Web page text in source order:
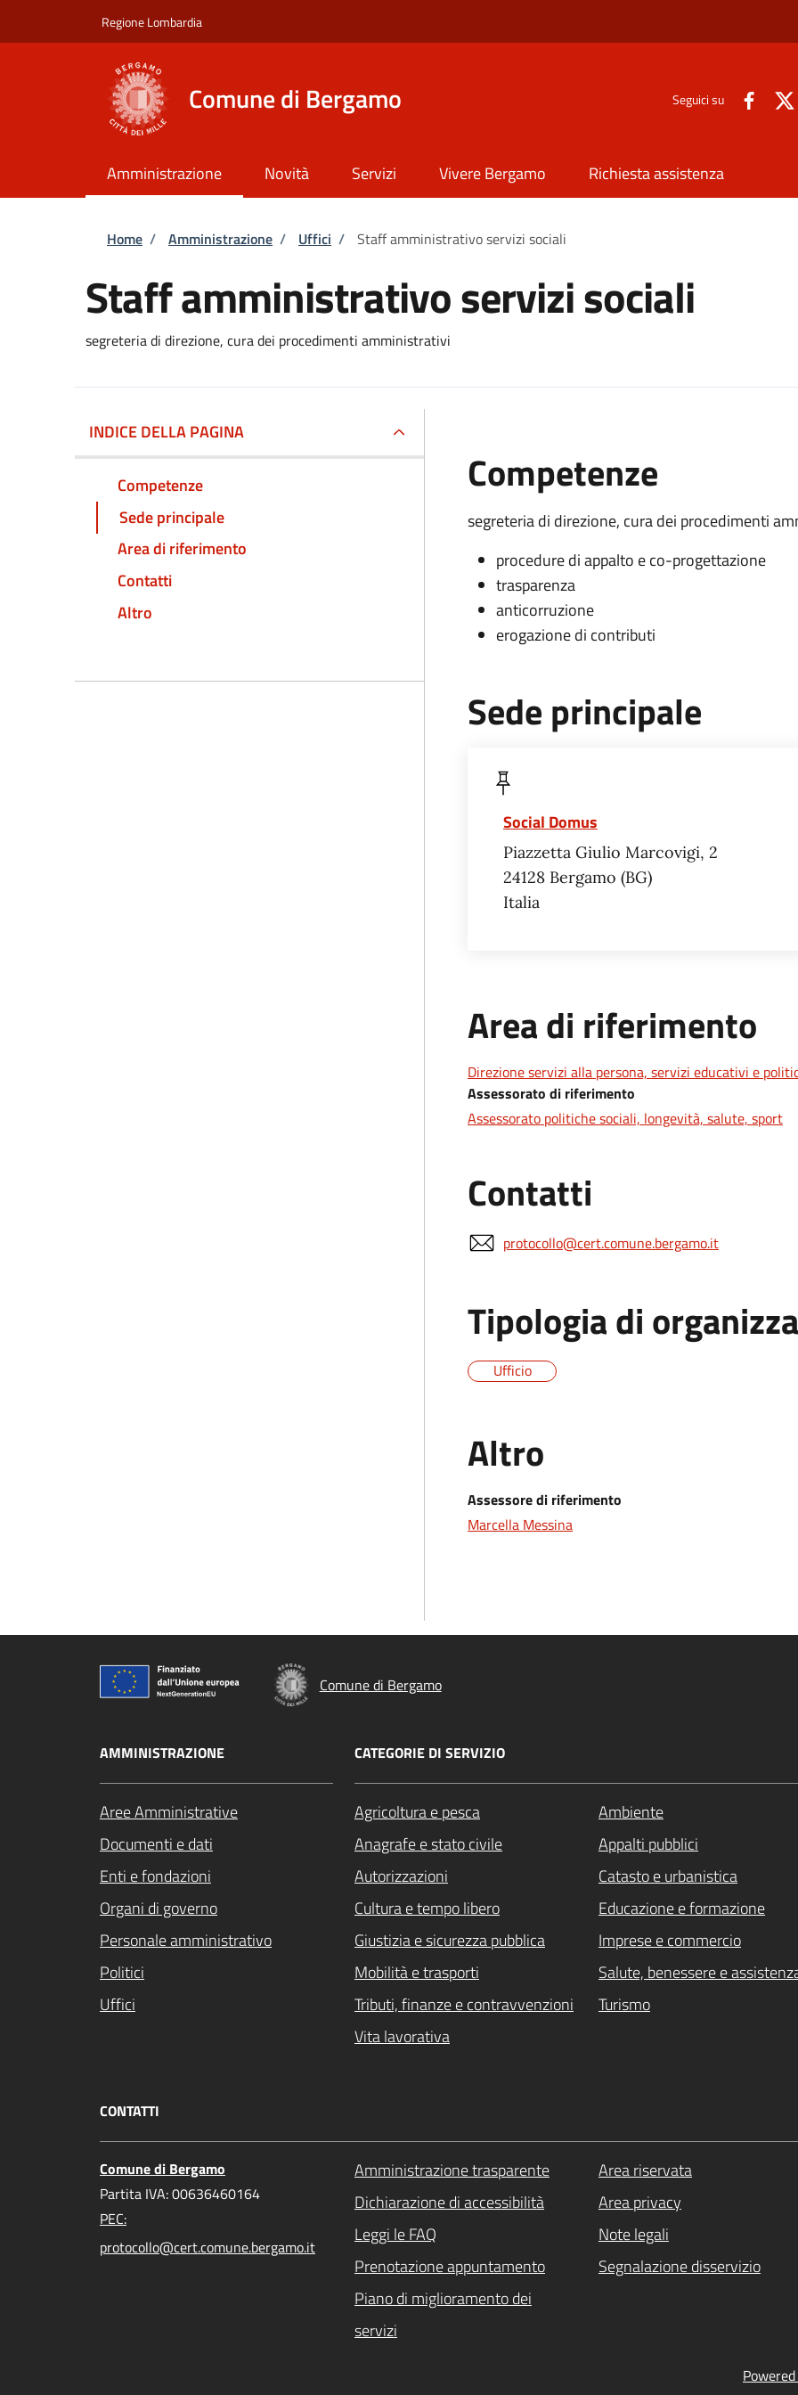
Regione Lombardia
Comune di Bergamo Seguici su
Amministrazione Novità Servizi Vivere Bergamo Richiesta assistenza
Briciole di pane
Home / Amministrazione / Uffici / Staff amministrativo servizi sociali
Staff amministrativo servizi sociali
segreteria di direzione, cura dei procedimenti amministrativi
INDICE DELLA PAGINA
Competenze
Sede principale
Area di riferimento
Contatti
Altro
Competenze
segreteria di direzione, cura dei procedimenti
procedure di appalto e co-progettazione
trasparenza
anticorruzione
erogazione di contributi
Sede principale
Social Domus
Piazzetta Giulio Marcovigi, 2
24128 Bergamo BG
Italia
Area di riferimento
Direzione servizi alla persona, servizi educativi e
Assessorato di riferimento
Assessorato politiche sociali, longevità, salute, sport
Contatti
protocollo@cert.comune.bergamo.it
Tipologia di
Ufficio
Altro
Assessore di riferimento
Marcella Messina
Comune di Bergamo
AMMINISTRAZIONE
Aree Amministrative
Documenti e dati
Enti e fondazioni
Organi di governo
Personale amministrativo
Politici
Uffici
CATEGORIE DI SERVIZIO
Agricoltura e pesca
Ambiente
Anagrafe e stato civile
Appalti pubblici
Autorizzazioni
Catasto e urbanistica
Cultura e tempo libero
Educazione e formazione
Giustizia e sicurezza pubblica
Imprese e commercio
Mobilità e trasporti
Salute, benessere e
Tributi, finanze e contravvenzioni
Turismo
Vita lavorativa
CONTATTI
Comune di Bergamo
Partita IVA: 00636460164
PEC:
protocollo@cert.comune.bergamo.it
Amministrazione trasparente
Area riservata
Dichiarazione di accessibilità
Area privacy
Leggi le FAQ
Note legali
Prenotazione appuntamento
Segnalazione disservizio
Piano di miglioramento dei
servizi